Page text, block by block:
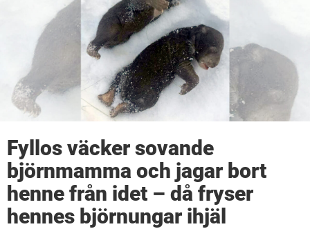
Fyllos väcker sovande
björnmamma och jagar bort
henne från idet – då fryser
hennes björnungar ihjäl